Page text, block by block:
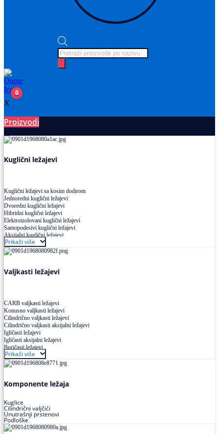
Products
search
0
X
Proizvodi
Kuglični ležajevi
Kuglični ležajevi sa kosim dodirom
Jednoredni kuglični ležajevi
Dvoredni kuglični ležajevi
Hibridni kuglični ležajevi
Elektroizolovani kuglični ležajevi
Samopodesivi kuglični ležajevi
Aksijalni kuglični ležajevi
Kuglični ležajevi od nerđajućeg čelika
Prikaži više
Valjkasti ležajevi
CARB valjkasti ležajevi
Konusno valjkasti ležajevi
Cilindrično valjkasti ležajevi
Cilindrično valjkasti aksijalni ležajevi
Igličasti ležajevi
Igličasti aksijalni ležajevi
Buričasti ležajevi
Buričasti zaptiveni ležajevi
Buričasti aksijalni ležajevi
Prikaži više
Komponente ležaja
Kuglice
Cilindrični valjčići
Unutrašnji prstenovi
Podloške